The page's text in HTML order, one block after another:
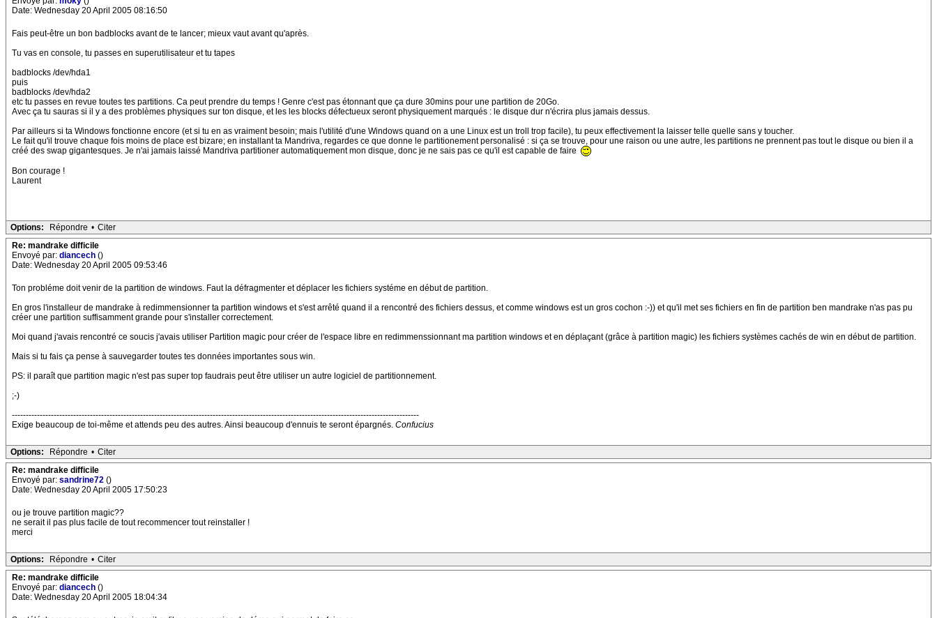
Date: Wednesday 20 April 2005 08:16:50
Fais peut-être un bon badblocks avant de te lancer; mieux vaut avant qu'après.
Tu vas en console, tu passes en superutilisateur et tu tapes
badblocks /dev/hda1
puis
badblocks /dev/hda2
etc tu passes en revue toutes tes partitions. Ca peut prendre du temps ! Genre c'est pas étonnant que ça dure 30mins pour une partition de 20Go.
Avec ça tu sauras si il y a des problèmes physiques sur ton disque, et les les blocks défectueux seront physiquement marqués : le disque dur n'écrira plus jamais dessus.
Par ailleurs si ta Windows fonctionne encore (et si tu en as vraiment besoin; mais l'utilité d'une Windows quand on a une Linux est un troll trop facile), tu peux effectivement la laisser telle quelle sans y toucher.
Le fait qu'il trouve chaque fois moins de place est bizare; en installant ta Mandriva, regardes ce que donne le partitionement personalisé : si ça se trouve, pour une raison ou une autre, les partitions ne prennent pas tout le disque ou bien il a
créé des swap gigantesques. Je n'ai jamais laissé Mandriva partitioner automatiquement mon disque, donc je ne sais pas ce qu'il est capable de faire
Bon courage !
Laurent
Options: Répondre • Citer
Re: mandrake difficile
Envoyé par: diancech ()
Date: Wednesday 20 April 2005 09:53:46
Ton probléme doit venir de la partition de windows. Faut la défragmenter et déplacer les fichiers systéme en début de partition.
En gros l'installeur de mandrake à redimmensionner ta partition windows et s'est arrêté quand il a rencontré des fichiers dessus, et comme windows est un gros cochon :-)) et qu'il met ses fichiers en fin de partition ben mandrake n'as pas pu
créer une partition suffisamment grande pour s'installer correctement.
Moi quand j'avais rencontré ce soucis j'avais utiliser Partition magic pour créer de l'espace libre en redimmenssionnant ma partition windows et en déplaçant (grâce à partition magic) les fichiers systèmes cachés de win en début de partition.
Mais si tu fais ça pense à sauvegarder toutes tes données importantes sous win.
PS: il paraît que partition magic n'est pas super top faudrais peut être utiliser un autre logiciel de partitionnement.
;-)
--------------------------------------------------------------------------------------------------------------------------------------------------
Exige beaucoup de toi-même et attends peu des autres. Ainsi beaucoup d'ennuis te seront épargnés. Confucius
Options: Répondre • Citer
Re: mandrake difficile
Envoyé par: sandrine72 ()
Date: Wednesday 20 April 2005 17:50:23
ou je trouve partition magic??
ne serait il pas plus facile de tout recommencer tout reinstaller !
merci
Options: Répondre • Citer
Re: mandrake difficile
Envoyé par: diancech ()
Date: Wednesday 20 April 2005 18:04:34